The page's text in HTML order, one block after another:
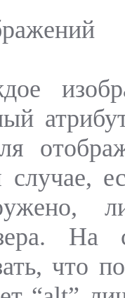
На
что